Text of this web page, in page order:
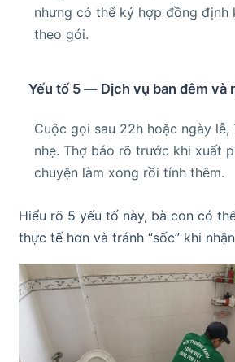
nhưng có thể ký hợp đồng định
theo gói.
Yếu tố 5 — Dịch vụ ban đêm và
Cuộc gọi sau 22h hoặc ngày lễ,
nhẹ. Thợ báo rõ trước khi xuất
chuyện làm xong rồi tính thêm.
Hiểu rõ 5 yếu tố này, bà con có
thực tế hơn và tránh “sốc” khi